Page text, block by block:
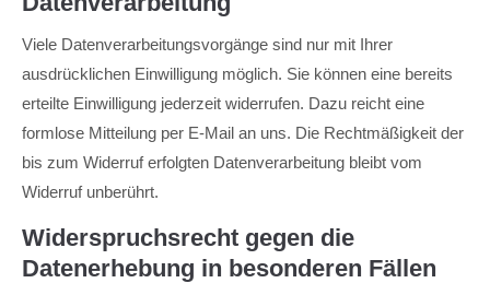
Viele Datenverarbeitungsvorgänge sind nur mit Ihrer
ausdrücklichen Einwilligung möglich. Sie können eine bereits
erteilte Einwilligung jederzeit widerrufen. Dazu reicht eine
formlose Mitteilung per E-Mail an uns. Die Rechtmäßigkeit der
bis zum Widerruf erfolgten Datenverarbeitung bleibt vom
Widerruf unberührt.
Widerspruchsrecht gegen die
Datenerhebung in besonderen Fällen